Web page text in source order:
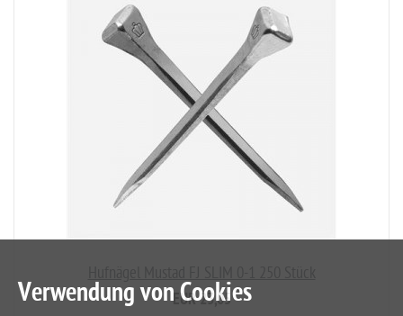
EUR 23,05
Verwendung von Cookies